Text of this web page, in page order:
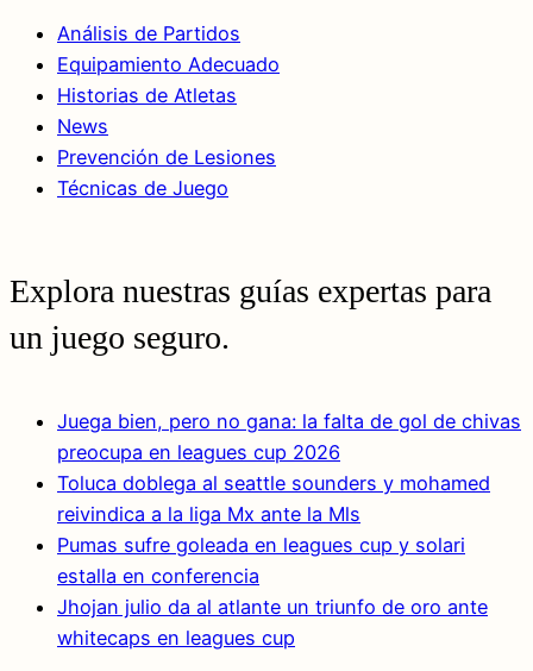
Análisis de Partidos
Equipamiento Adecuado
Historias de Atletas
News
Prevención de Lesiones
Técnicas de Juego
Explora nuestras guías expertas para
un juego seguro.
Juega bien, pero no gana: la falta de gol de chivas
preocupa en leagues cup 2026
Toluca doblega al seattle sounders y mohamed
reivindica a la liga Mx ante la Mls
Pumas sufre goleada en leagues cup y solari
estalla en conferencia
Jhojan julio da al atlante un triunfo de oro ante
whitecaps en leagues cup